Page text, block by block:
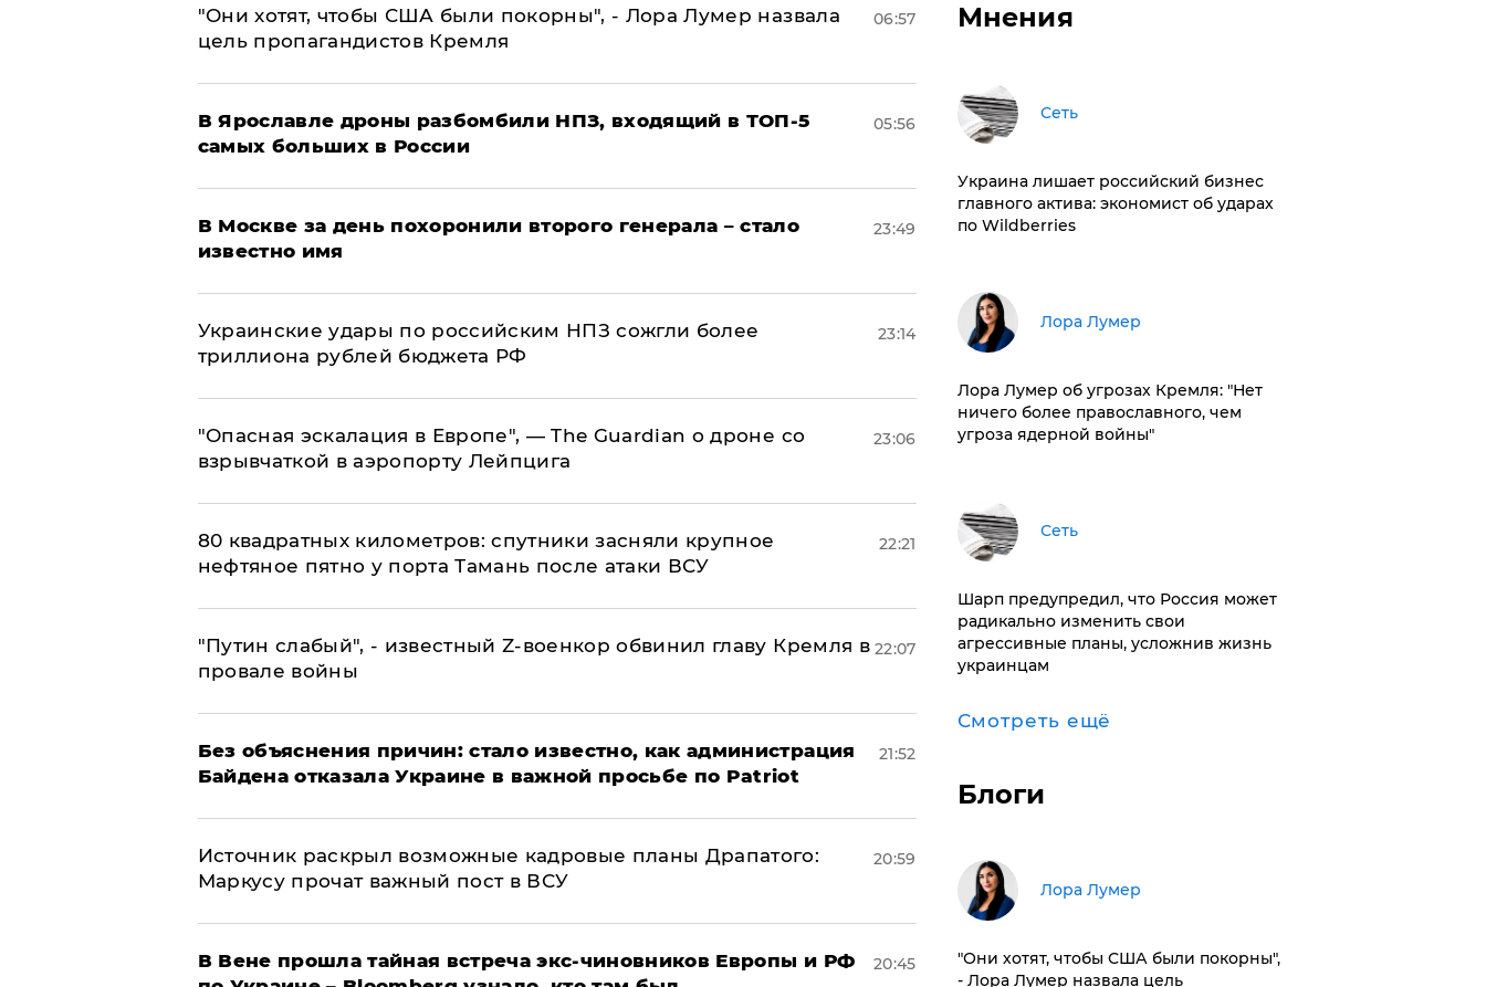
"Они хотят, чтобы США были покорны", - Лора Лумер назвала
цель пропагандистов Кремля
06:57
В Ярославле дроны разбомбили НПЗ, входящий в ТОП-5
самых больших в России
05:56
В Москве за день похоронили второго генерала – стало
известно имя
23:49
Украинские удары по российским НПЗ сожгли более
триллиона рублей бюджета РФ
23:14
"Опасная эскалация в Европе", — The Guardian о дроне со
взрывчаткой в аэропорту Лейпцига
23:06
80 квадратных километров: спутники засняли крупное
нефтяное пятно у порта Тамань после атаки ВСУ
22:21
​"Путин слабый", - известный Z-военкор обвинил главу Кремля в
провале войны
22:07
Без объяснения причин: стало известно, как администрация
Байдена отказала Украине в важной просьбе по Patriot
21:52
​Источник раскрыл возможные кадровые планы Драпатого:
Маркусу прочат важный пост в ВСУ
20:59
В Вене прошла тайная встреча экс-чиновников Европы и РФ
20:45
Мнения
Сеть
​Украина лишает российский бизнес
главного актива: экономист об ударах
по Wildberries
​Лора Лумер
Лора Лумер об угрозах Кремля: "Нет
ничего более православного, чем
угроза ядерной войны"
Сеть
Шарп предупредил, что Россия может
радикально изменить свои
агрессивные планы, усложнив жизнь
украинцам
Смотреть ещё
Блоги
​Лора Лумер
"Они хотят, чтобы США были покорны",
- Лора Лумер назвала цель